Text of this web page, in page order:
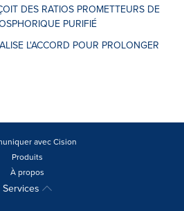
DES RATIOS PROMETTEURS DE
PURIFIÉ
L'ACCORD POUR PROLONGER
avec Cision
Produits
À propos
Services